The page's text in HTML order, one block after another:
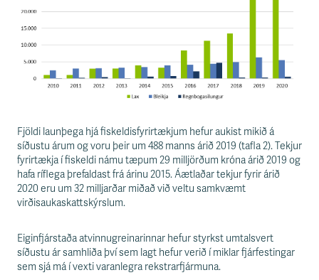
Fjöldi launþega hjá fiskeldisfyrirtækjum hefur aukist mikið á
síðustu árum og voru þeir um 488 manns árið 2019 (tafla 2). Tekjur
fyrirtækja í fiskeldi námu tæpum 29 milljörðum króna árið 2019 og
hafa ríflega þrefaldast frá árinu 2015. Áætlaðar tekjur fyrir árið
2020 eru um 32 milljarðar miðað við veltu samkvæmt
virðisaukaskattskýrslum.
Eiginfjárstaða atvinnugreinarinnar hefur styrkst umtalsvert
síðustu ár samhliða því sem lagt hefur verið í miklar fjárfestingar
sem sjá má í vexti varanlegra rekstrarfjármuna.